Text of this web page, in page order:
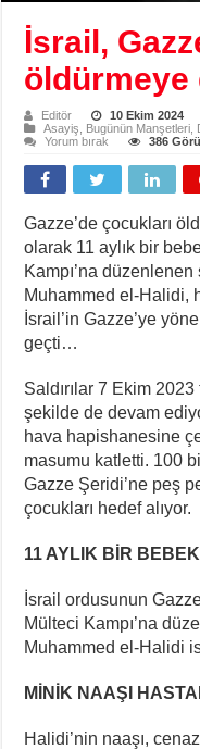
İsrail,
öldürmeye
Editör
10 Ekim 2024
Asayiş
Bugünün Manşetleri
Yorum bırak
386
Gazze’de çocukları
olarak 11 aylık bir
Kampı’na düzenlenen
Muhammed el-Halidi,
İsrail’in Gazze’ye
geçti…
Saldırılar 7 Ekim
şekilde de devam
hava hapishanesine
masumu katletti. 100
Gazze Şeridi’ne peş
çocukları hedef alıyor.
11 AYLIK BİR
İsrail ordusunun
Mülteci Kampı’na
Muhammed el-Halidi
MİNİK NAAŞI
Halidi’nin naaşı,